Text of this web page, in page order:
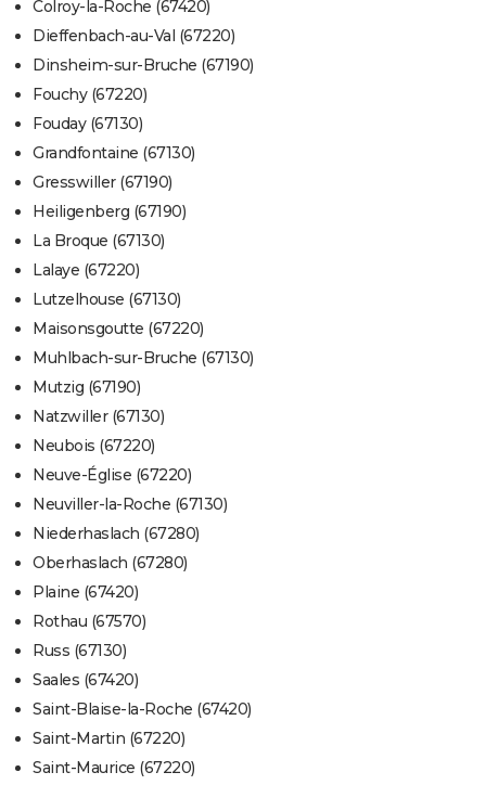
Colroy-la-Roche (67420)
Dieffenbach-au-Val (67220)
Dinsheim-sur-Bruche (67190)
Fouchy (67220)
Fouday (67130)
Grandfontaine (67130)
Gresswiller (67190)
Heiligenberg (67190)
La Broque (67130)
Lalaye (67220)
Lutzelhouse (67130)
Maisonsgoutte (67220)
Muhlbach-sur-Bruche (67130)
Mutzig (67190)
Natzwiller (67130)
Neubois (67220)
Neuve-Église (67220)
Neuviller-la-Roche (67130)
Niederhaslach (67280)
Oberhaslach (67280)
Plaine (67420)
Rothau (67570)
Russ (67130)
Saales (67420)
Saint-Blaise-la-Roche (67420)
Saint-Martin (67220)
Saint-Maurice (67220)